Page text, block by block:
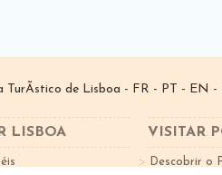
TurÃ­stico de Lisboa - FR - PT - EN -
LISBOA VISITAR
Descobrir o